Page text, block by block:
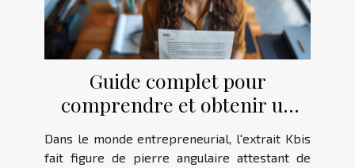
Guide complet pour
comprendre et obtenir un
extrait Kbis pour les
entrepreneurs
Dans le monde entrepreneurial, l'extrait Kbis
fait figure de pierre angulaire attestant de